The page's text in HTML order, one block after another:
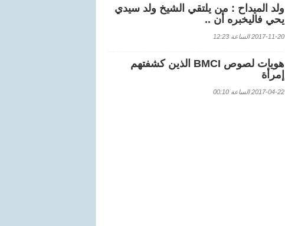
ولد الميداح : من يلتقي الشيخ ولد سيدي
يحي فاليخبره أن ..
2017-11-20 الساعة 12:23
هويات لصوص BMCI الذين كشفتهم
إمرأة
2017-04-22 الساعة 00:10